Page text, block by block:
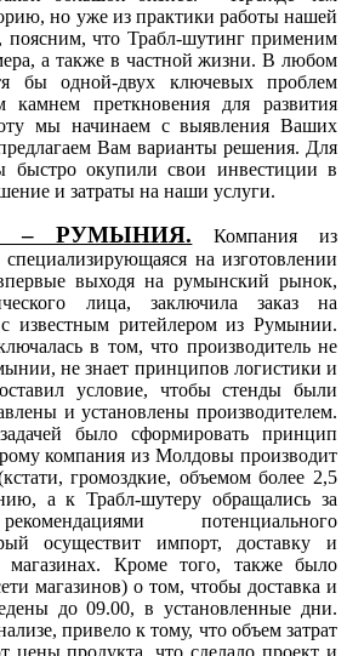
но уже из практики работы нашей
что Трабл-шутинг применим
а также в частной жизни. В любом
бы одной-двух ключевых проблем
камнем преткновения для развития
мы начинаем с выявления Ваших
Вам варианты решения. Для
окупили свои инвестиции в
и затраты на наши услуги.
– РУМЫНИЯ. Компания из
на изготовлении
выходя на румынский рынок,
лица, заключила заказ на
известным ритейлером из Румынии.
в том, что производитель не
не знает принципов логистики и
условие, чтобы стенды были
и установлены производителем.
было сформировать принцип
компания из Молдовы производит
громоздкие, объемом более 2,5
а к Трабл-шутеру обращались за
потенциального
осуществит импорт, доставку и
магазинах. Кроме того, также было
магазинов) о том, чтобы доставка и
до 09.00, в установленные дни.
привело к тому, что объем затрат